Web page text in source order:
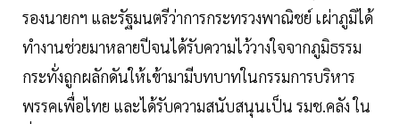
รองนายกฯ และรัฐมนตรีว่าการกระทรวงพาณิชย์ เผ่าภูมิได้
ทำงานช่วยมาหลายปีจนได้รับความไว้วางใจจากภูมิธรรม
กระทั่งถูกผลักดันให้เข้ามามีบทบาทในกรรมการบริหาร
พรรคเพื่อไทย และได้รับความสนับสนุนเป็น รมช.คลัง ใน